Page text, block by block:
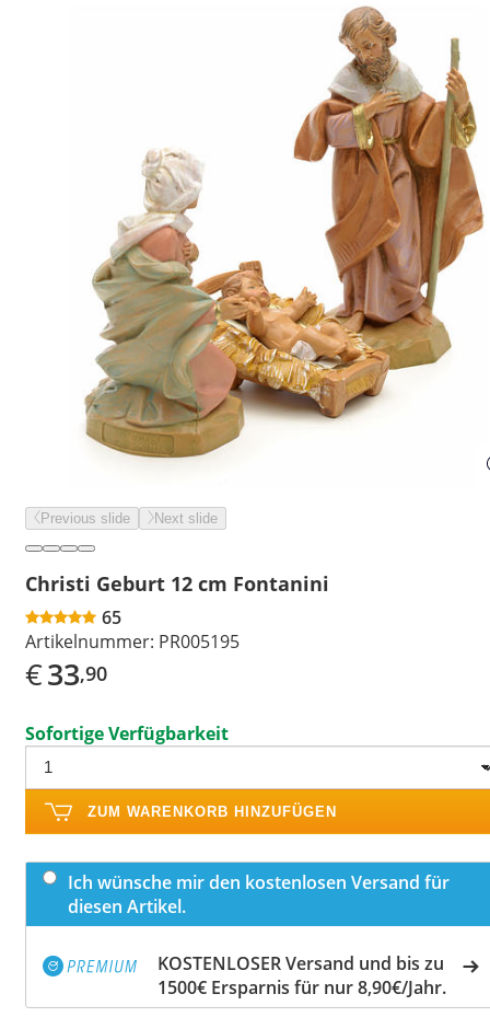
Previous slide Next slide
Christi Geburt 12 cm Fontanini
65
Artikelnummer: PR005195
€33,90
Sofortige Verfügbarkeit
ZUM WARENKORB HINZUFÜGEN
Ich wünsche mir den kostenlosen Versand für
diesen Artikel.
KOSTENLOSER Versand und bis zu
1500€ Ersparnis für nur 8,90€/Jahr.